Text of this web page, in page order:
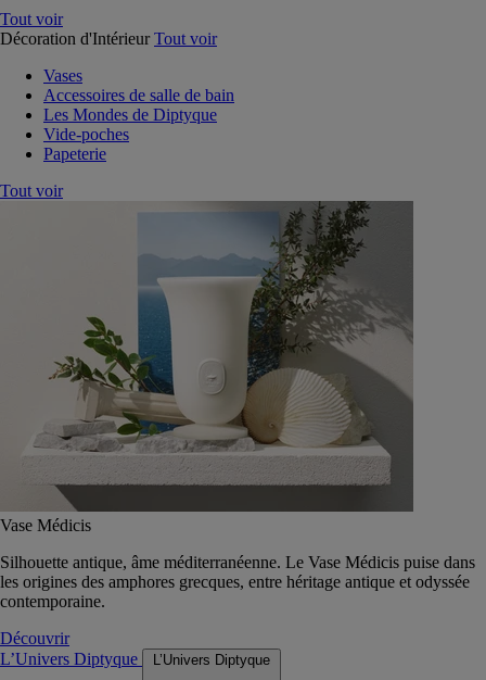
Tout voir
Décoration d'Intérieur Tout voir
Vases
Accessoires de salle de bain
Les Mondes de Diptyque
Vide-poches
Papeterie
Tout voir
Vase Médicis
Silhouette antique, âme méditerranéenne. Le Vase Médicis puise dans
les origines des amphores grecques, entre héritage antique et odyssée
contemporaine.
Découvrir
L’Univers Diptyque
L’Univers Diptyque